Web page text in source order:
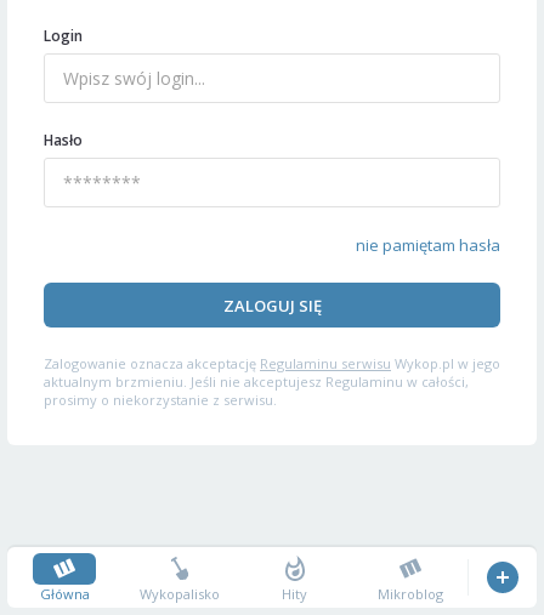
Login
Hasło
nie pamiętam hasła
ZALOGUJ SIĘ
Zalogowanie oznacza akceptację Regulaminu serwisu Wykop.pl w jego
aktualnym brzmieniu. Jeśli nie akceptujesz Regulaminu w całości,
prosimy o niekorzystanie z serwisu.
Główna Wykopalisko Hity Mikroblog